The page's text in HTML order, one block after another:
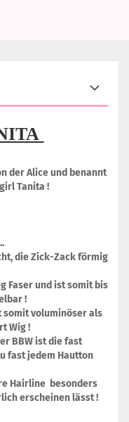
der Alice und benannt
Tanita !
die Zick-Zack förmig
Faser und ist somit bis
!
somit voluminöser als
Wig !
BBW ist die fast
fast jedem Hautton
Hairline besonders
erscheinen lässt !